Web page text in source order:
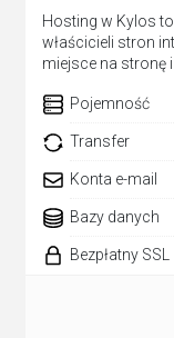
Hosting w Kylos
właścicieli stron
miejsce na stronę
Pojemność
Transfer
Konta e-mail
Bazy danych
Bezpłatny SSL